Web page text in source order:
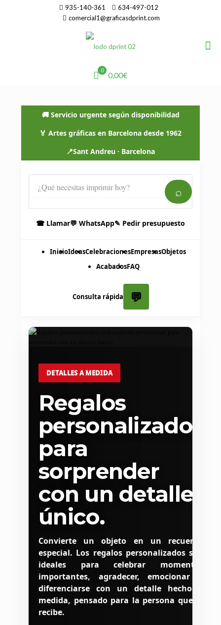
935-140-361
634-497-012
comercial1@graficasdprint.com
0
0,00€
🚚 Servicio urgente según disponibilidad
🏅 Artes gráficas en Barcelona desde 1962
📍Sant Andreu · Barcelona
⌕
☎ Llamar💬 WhatsApp✎ Pedir presupuesto
InicioIdeasCelebracionesEmpresasObjetos
AcabadosFAQ
Consulta rápida 💬
DETALLES A MEDIDA
Regalos
personalizados
para
sorprender
con un detalle
único.
Convierte un objeto en un recuerdo
especial. Los regalos personalizados son
ideales para celebrar momentos
importantes, agradecer, emocionar o
diferenciarse con un detalle hecho a
medida, pensado para la persona que lo
recibe.